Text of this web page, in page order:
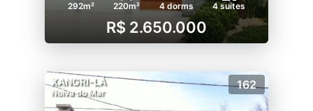
292m² 220m² 4 dorms 4 suítes
R$ 2.650.000
XANGRI-LÁ
Noiva do Mar
162